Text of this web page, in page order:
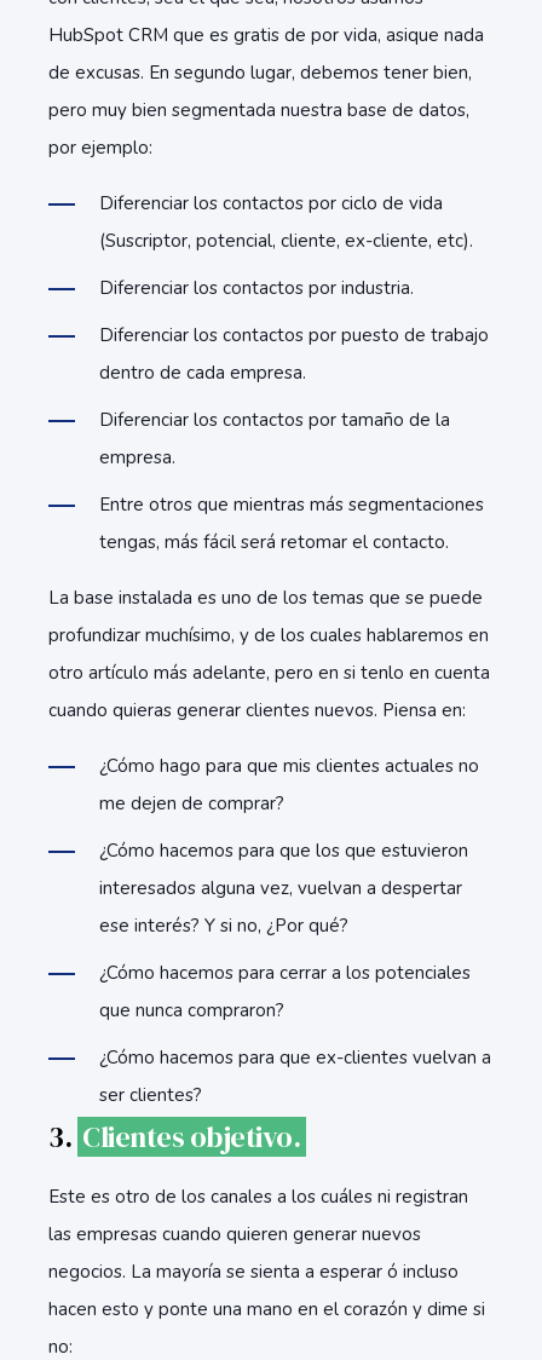
HubSpot CRM que es gratis de por vida, asique nada
de excusas. En segundo lugar, debemos tener bien,
pero muy bien segmentada nuestra base de datos,
por ejemplo:
Diferenciar los contactos por ciclo de vida
(Suscriptor, potencial, cliente, ex-cliente, etc).
Diferenciar los contactos por industria.
Diferenciar los contactos por puesto de trabajo
dentro de cada empresa.
Diferenciar los contactos por tamaño de la
empresa.
Entre otros que mientras más segmentaciones
tengas, más fácil será retomar el contacto.
La base instalada es uno de los temas que se puede
profundizar muchísimo, y de los cuales hablaremos en
otro artículo más adelante, pero en si tenlo en cuenta
cuando quieras generar clientes nuevos. Piensa en:
¿Cómo hago para que mis clientes actuales no
me dejen de comprar?
¿Cómo hacemos para que los que estuvieron
interesados alguna vez, vuelvan a despertar
ese interés? Y si no, ¿Por qué?
¿Cómo hacemos para cerrar a los potenciales
que nunca compraron?
¿Cómo hacemos para que ex-clientes vuelvan a
ser clientes?
3. Clientes objetivo.
Este es otro de los canales a los cuáles ni registran
las empresas cuando quieren generar nuevos
negocios. La mayoría se sienta a esperar ó incluso
hacen esto y ponte una mano en el corazón y dime si
no: